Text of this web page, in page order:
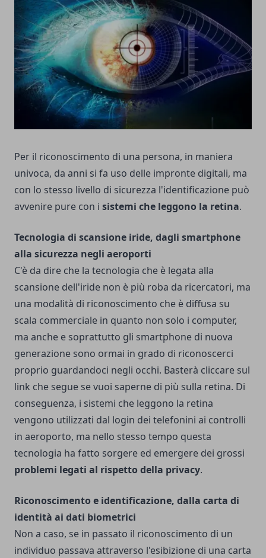
Per il riconoscimento di una persona, in maniera
univoca, da anni si fa uso delle impronte digitali, ma
con lo stesso livello di sicurezza l'identificazione può
avvenire pure con i sistemi che leggono la retina.
Tecnologia di scansione iride, dagli smartphone
alla sicurezza negli aeroporti
C'è da dire che la tecnologia che è legata alla
scansione dell'iride non è più roba da ricercatori, ma
una modalità di riconoscimento che è diffusa su
scala commerciale in quanto non solo i computer,
ma anche e soprattutto gli smartphone di nuova
generazione sono ormai in grado di riconoscerci
proprio guardandoci negli occhi. Basterà cliccare sul
link che segue se vuoi saperne di più sulla retina. Di
conseguenza, i sistemi che leggono la retina
vengono utilizzati dal login dei telefonini ai controlli
in aeroporto, ma nello stesso tempo questa
tecnologia ha fatto sorgere ed emergere dei grossi
problemi legati al rispetto della privacy.
Riconoscimento e identificazione, dalla carta di
identità ai dati biometrici
Non a caso, se in passato il riconoscimento di un
individuo passava attraverso l'esibizione di una carta